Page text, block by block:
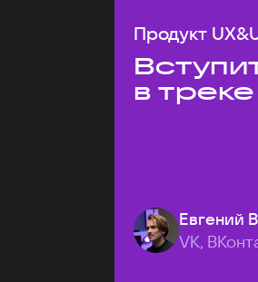
Продукт
в
Евгений
VK,